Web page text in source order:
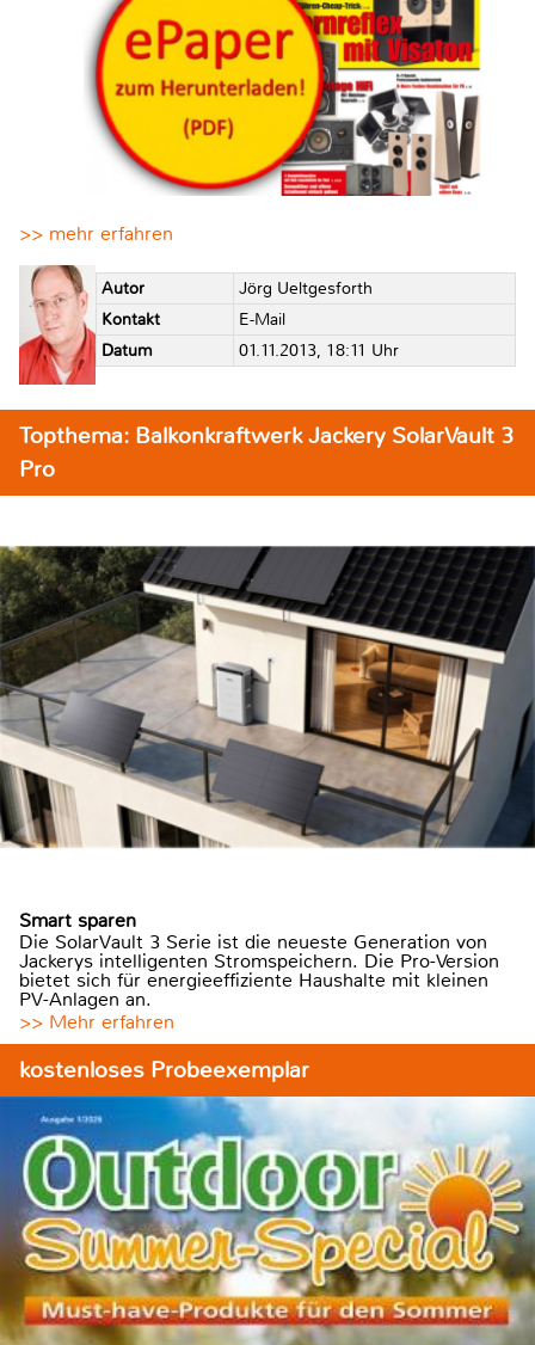
>> mehr erfahren
Autor
Jörg Ueltgesforth
Kontakt
E-Mail
Datum
01.11.2013, 18:11 Uhr
Topthema: Balkonkraftwerk Jackery SolarVault 3
Pro
Smart sparen
Die SolarVault 3 Serie ist die neueste Generation von
Jackerys intelligenten Stromspeichern. Die Pro-Version
bietet sich für energieeffiziente Haushalte mit kleinen
PV-Anlagen an.
>> Mehr erfahren
kostenloses Probeexemplar